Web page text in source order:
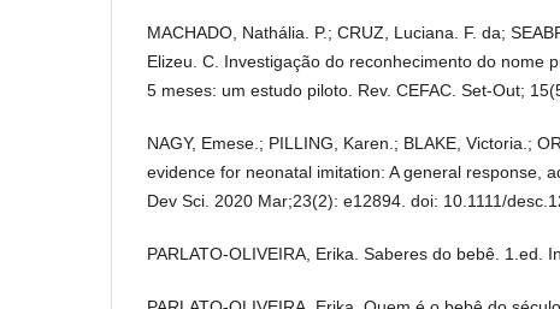
MACHADO, Nathália. P.; CRUZ, Luciana. F. da;
Elizeu. C. Investigação do reconhecimento do nome
5 meses: um estudo piloto. Rev. CEFAC. Set-Out;
NAGY, Emese.; PILLING, Karen.; BLAKE, Victoria.;
evidence for neonatal imitation: A general response,
Dev Sci. 2020 Mar;23(2): e12894. doi: 10.1111/
PARLATO-OLIVEIRA, Erika. Saberes do bebê. 1.ed.